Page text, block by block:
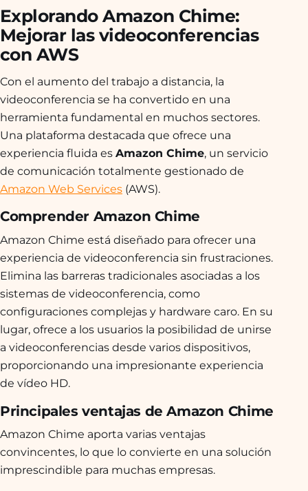
Explorando Amazon Chime:
Mejorar las videoconferencias
con AWS
Con el aumento del trabajo a distancia, la
videoconferencia se ha convertido en una
herramienta fundamental en muchos sectores.
Una plataforma destacada que ofrece una
experiencia fluida es Amazon Chime, un servicio
de comunicación totalmente gestionado de
Amazon Web Services (AWS).
Comprender Amazon Chime
Amazon Chime está diseñado para ofrecer una
experiencia de videoconferencia sin frustraciones.
Elimina las barreras tradicionales asociadas a los
sistemas de videoconferencia, como
configuraciones complejas y hardware caro. En su
lugar, ofrece a los usuarios la posibilidad de unirse
a videoconferencias desde varios dispositivos,
proporcionando una impresionante experiencia
de vídeo HD.
Principales ventajas de Amazon Chime
Amazon Chime aporta varias ventajas
convincentes, lo que lo convierte en una solución
imprescindible para muchas empresas.